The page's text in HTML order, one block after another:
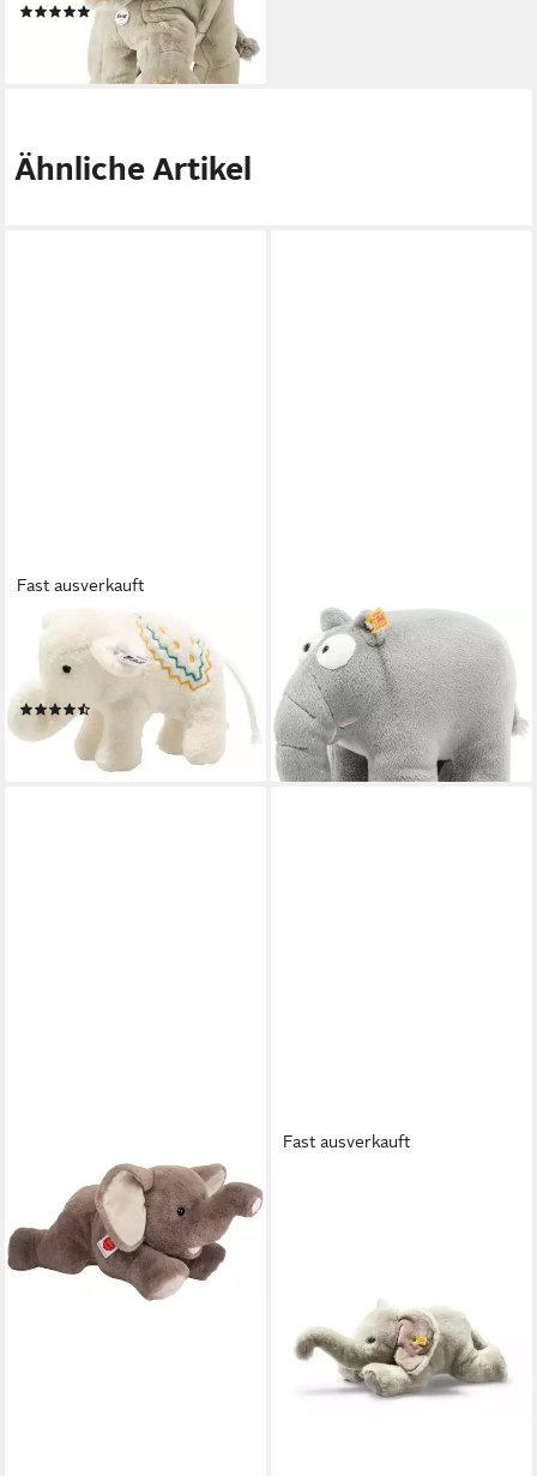
(1)
ab 179,00 €
lieferbar - in 2-3 Werktagen bei dir
Ähnliche Artikel
Fast ausverkauft
Kuscheltier-Rassel Elefäntle
mit Rassel
(10)
19,90 €
lieferbar - in 2-3 Werktagen bei dir
STEIFF
Kuscheltier Ottifant, stehend,
20 cm
49,90 €
lieferbar - in 2-3 Werktagen bei dir
Fast ausverkauft